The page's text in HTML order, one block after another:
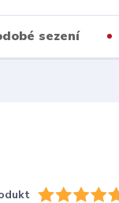
sezení